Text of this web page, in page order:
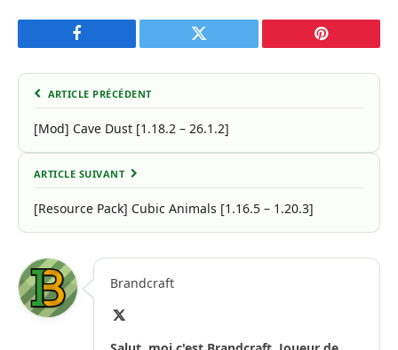
Facebook Twitter Pinterest
ARTICLE PRÉCÉDENT
[Mod] Cave Dust [1.18.2 – 26.1.2]
ARTICLE SUIVANT
[Resource Pack] Cubic Animals [1.16.5 – 1.20.3]
Brandcraft